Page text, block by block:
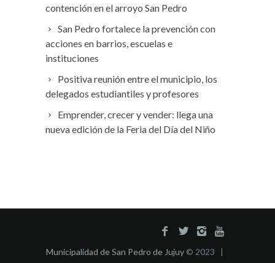
contención en el arroyo San Pedro
San Pedro fortalece la prevención con
acciones en barrios, escuelas e
instituciones
Positiva reunión entre el municipio, los
delegados estudiantiles y profesores
Emprender, crecer y vender: llega una
nueva edición de la Feria del Día del Niño
Municipalidad de San Pedro de Jujuy © 2023 |